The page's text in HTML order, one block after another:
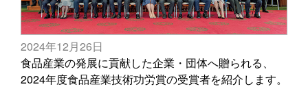
2024年12月26日
食品産業の発展に貢献した企業・団体へ贈られる、
2024年度食品産業技術功労賞の受賞者を紹介します。